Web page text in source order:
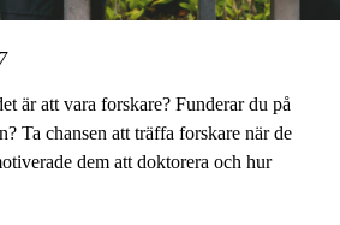
är att vara forskare? Funderar du på
Ta chansen att träffa forskare när de
dem att doktorera och hur